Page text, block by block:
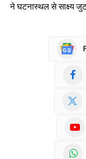
ने घटनास्थल से साक्ष्य